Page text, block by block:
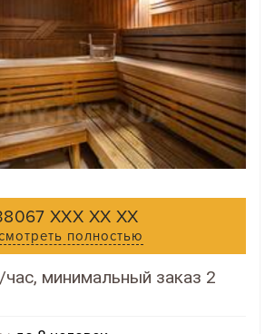
XXX XX XX
полностью
минимальный заказ 2